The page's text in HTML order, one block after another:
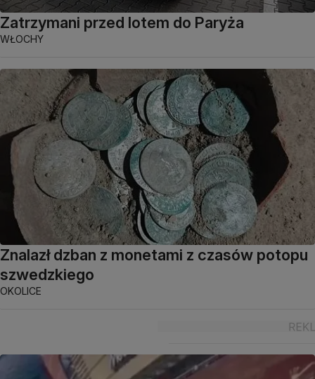
Zatrzymani przed lotem do Paryża
WŁOCHY
Znalazł dzban z monetami z czasów potopu
szwedzkiego
OKOLICE